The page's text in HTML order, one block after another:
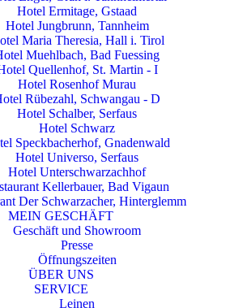
Hotel Ermitage, Gstaad
Hotel Jungbrunn, Tannheim
Maria Theresia, Hall i. Tirol
Muehlbach, Bad Fuessing
Quellenhof, St. Martin - I
Hotel Rosenhof Murau
Rübezahl, Schwangau - D
Hotel Schalber, Serfaus
Hotel Schwarz
Speckbacherhof, Gnadenwald
Hotel Universo, Serfaus
Hotel Unterschwarzachhof
Kellerbauer, Bad Vigaun
Der Schwarzacher, Hinterglemm
MEIN GESCHÄFT
Geschäft und Showroom
Presse
Öffnungszeiten
ÜBER UNS
SERVICE
Leinen